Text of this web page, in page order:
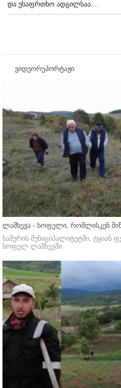
და უსაფრთხო ადგილსაა....
ვიდეორეპორტაჟი
ლაშხევა - სოფელი, რომლისკენ
ხაშურის მუნიციპალიტეტში, ტყიან
სოფელ ლაშხევში